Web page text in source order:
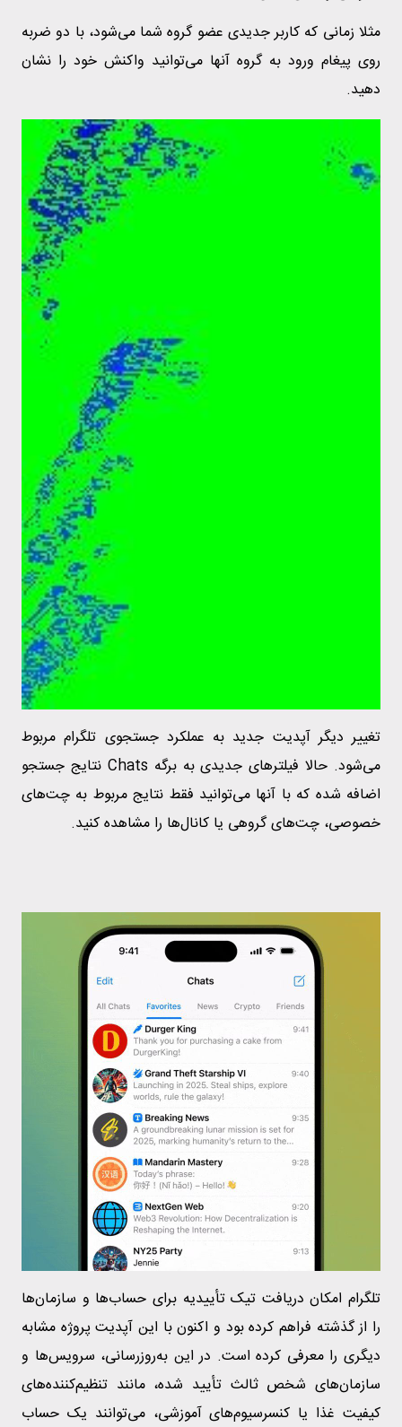
مثلا زمانی که کاربر جدیدی عضو گروه شما می‌شود، با دو ضربه
روی پیغام ورود به گروه آنها می‌توانید واکنش خود را نشان
دهید.
تغییر دیگر آپدیت جدید به عملکرد جستجوی تلگرام مربوط
می‌شود. حالا فیلترهای جدیدی به برگه Chats نتایج جستجو
اضافه شده که با آنها می‌توانید فقط نتایج مربوط به چت‌های
خصوصی، چت‌های گروهی یا کانال‌ها را مشاهده کنید.
تلگرام امکان دریافت تیک تأییدیه برای حساب‌ها و سازمان‌ها
را از گذشته فراهم کرده بود و اکنون با این آپدیت پروژه مشابه
دیگری را معرفی کرده است. در این به‌روزرسانی، سرویس‌ها و
سازمان‌های شخص ثالث تأیید شده، مانند تنظیم‌کننده‌های
کیفیت غذا یا کنسرسیوم‌های آموزشی، می‌توانند یک حساب